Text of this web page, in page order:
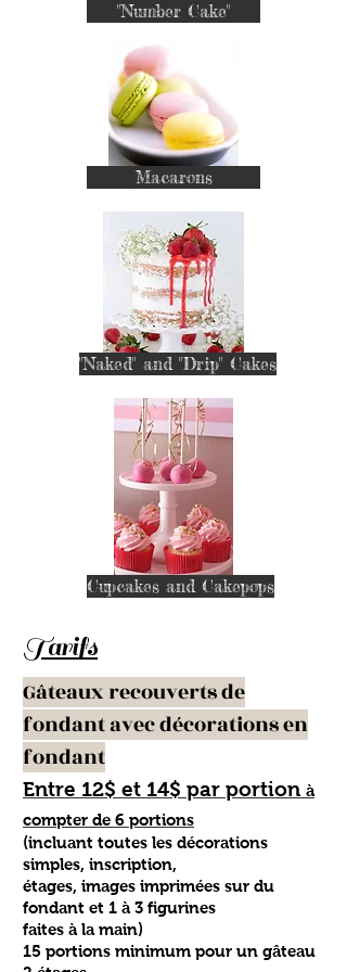
"Number Cake"
Macarons
"Naked" and "Drip" Cakes
Cupcakes and Cakepops
Tarifs
Gâteaux recouverts de
fondant avec décorations en
fondant
Entre 12$ et 14$ par portion à
compter de 6 portions
(incluant toutes les décorations
simples, inscription,
étages, images imprimées sur du
fondant et 1 à 3 figurines
faites à la main)
15 portions minimum pour un gâteau